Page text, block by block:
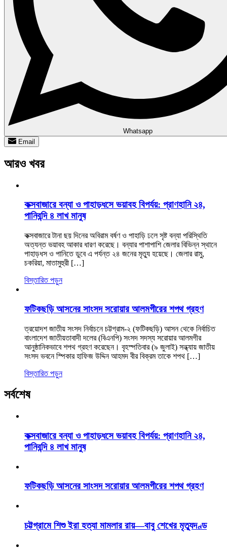
Whatsapp
Email
আরও খবর
কক্সবাজারে বন্যা ও পাহাড়ধসে ভয়াবহ বিপর্যয়: প্রাণহানি ২৪,
পানিবন্দি ৪ লাখ মানুষ
কক্সবাজারে টানা ছয় দিনের অবিরাম বর্ষণ ও পাহাড়ি ঢলে সৃষ্ট বন্যা পরিস্থিতি
অত্যন্ত ভয়াবহ আকার ধারণ করেছে। বন্যার পাশাপাশি জেলার বিভিন্ন স্থানে
পাহাড়ধস ও পানিতে ডুবে এ পর্যন্ত ২৪ জনের মৃত্যু হয়েছে। জেলার রামু,
চকরিয়া, মাতামুহুরী […]
বিস্তারিত পড়ুন
ফটিকছড়ি আসনের সাংসদ সরোয়ার আলমগীরের শপথ গ্রহণ
ত্রয়োদশ জাতীয় সংসদ নির্বাচনে চট্টগ্রাম-২ (ফটিকছড়ি) আসন থেকে নির্বাচিত
বাংলাদেশ জাতীয়তাবাদী দলের (বিএনপি) সংসদ সদস্য সরোয়ার আলমগীর
আনুষ্ঠানিকভাবে শপথ গ্রহণ করেছেন। বৃহস্পতিবার (৯ জুলাই) সন্ধ্যায় জাতীয়
সংসদ ভবনে স্পিকার হাফিজ উদ্দিন আহমদ বীর বিক্রম তাকে শপথ […]
বিস্তারিত পড়ুন
সর্বশেষ
কক্সবাজারে বন্যা ও পাহাড়ধসে ভয়াবহ বিপর্যয়: প্রাণহানি ২৪,
পানিবন্দি ৪ লাখ মানুষ
ফটিকছড়ি আসনের সাংসদ সরোয়ার আলমগীরের শপথ গ্রহণ
চট্টগ্রামে শিশু ইরা হত্যা মামলার রায়—বাবু শেখের মৃত্যুদণ্ড